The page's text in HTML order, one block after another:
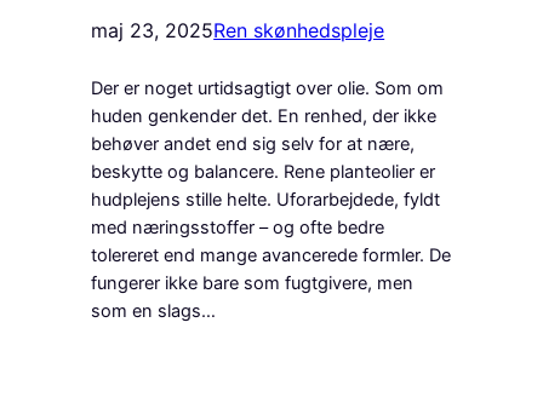
maj 23, 2025Ren skønhedspleje
Der er noget urtidsagtigt over olie. Som om
huden genkender det. En renhed, der ikke
behøver andet end sig selv for at nære,
beskytte og balancere. Rene planteolier er
hudplejens stille helte. Uforarbejdede, fyldt
med næringsstoffer – og ofte bedre
tolereret end mange avancerede formler. De
fungerer ikke bare som fugtgivere, men
som en slags…